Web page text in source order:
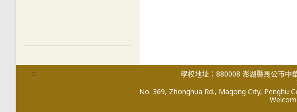
::: 學校地址：880008 澎湖縣馬公市中
No. 369, Zhonghua Rd., Magong City, Penghu